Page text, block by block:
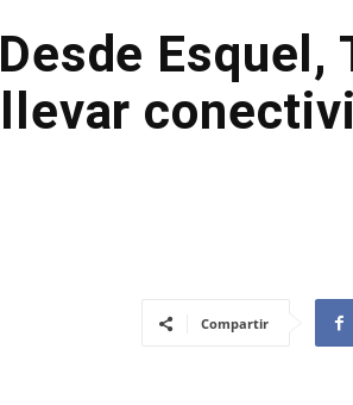
Desde Esquel,
llevar
Compartir